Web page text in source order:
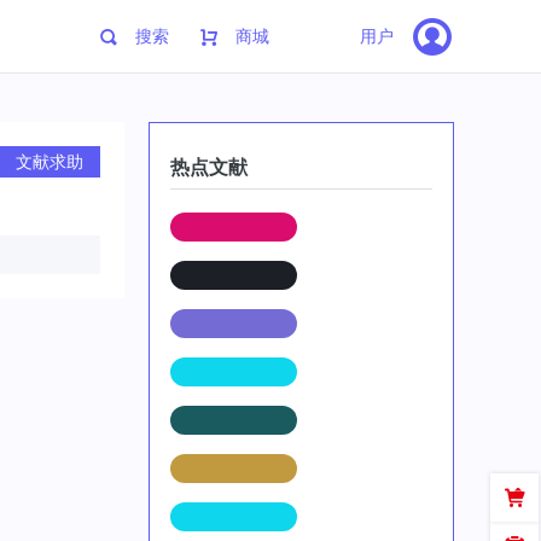
搜索 商城 用户
文献求助 热点文献